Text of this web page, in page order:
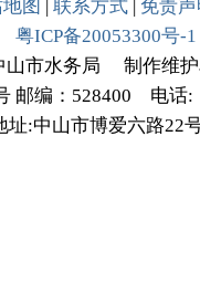
图 | 联系方式| 免责声
粤ICP备20053300号-1
山市水务局
制作维
邮编：528400
电话:
址:中山市博爱六路22